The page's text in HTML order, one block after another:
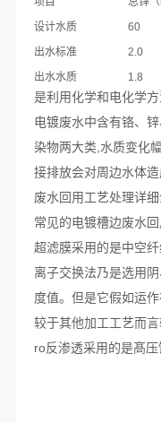
设计水质
60
出水标准
2.0
出水水质
1.8
是利用化学和电化学
电镀废水中含有铬、
染物两大类,水质变化
接排放会对周边水体造
废水回用工艺处理详细
常见的电镀槽边废水
超滤膜采用的是中空
离子交换法乃是选用
度值。但是它假如运
较于其他加工工艺而
ro反渗透采用的是髙